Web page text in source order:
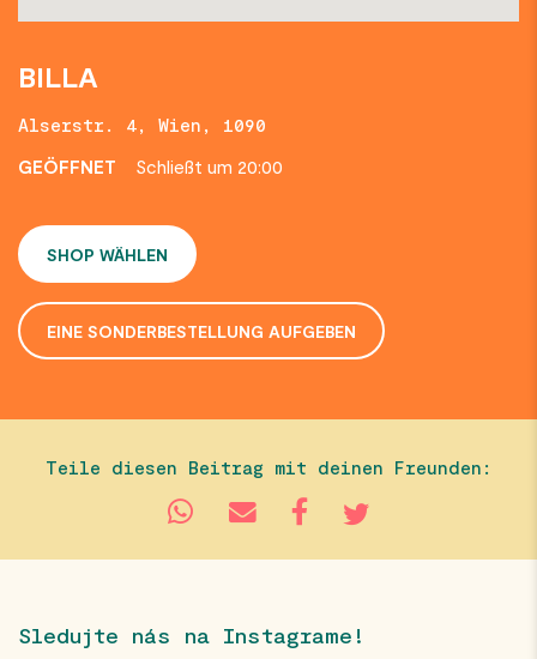
BILLA
Alserstr. 4, Wien, 1090
GEÖFFNET
Schließt um 20:00
SHOP WÄHLEN
EINE SONDERBESTELLUNG AUFGEBEN
Teile diesen Beitrag mit deinen Freunden:
Sledujte nás na Instagrame!